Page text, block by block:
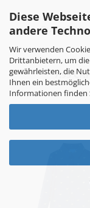
Diese
andere
Wir verwenden
Drittanbietern, um
gewährleisten, die
Ihnen ein
Informationen finden
Kinder-
Dunkelblau
7.95 CHF